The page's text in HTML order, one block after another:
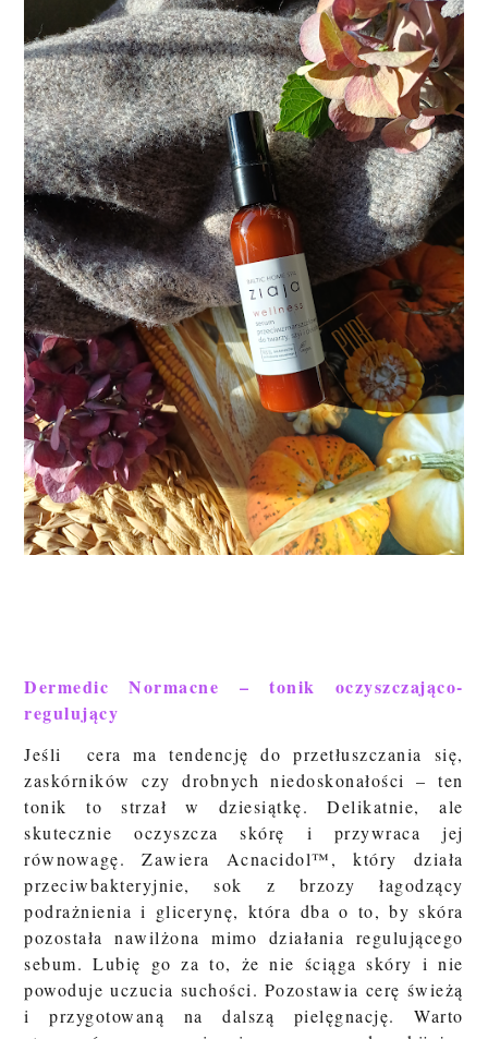
Dermedic Normacne – tonik oczyszczająco-
regulujący
Jeśli cera ma tendencję do przetłuszczania się,
zaskórników czy drobnych niedoskonałości – ten
tonik to strzał w dziesiątkę. Delikatnie, ale
skutecznie oczyszcza skórę i przywraca jej
równowagę. Zawiera Acnacidol™, który działa
przeciwbakteryjnie,sok z brzozy łagodzący
podrażnienia i glicerynę, która dba o to, by skóra
pozostała nawilżona mimo działania regulującego
sebum. Lubię go za to, że nie ściąga skóry i nie
powoduje uczucia suchości. Pozostawia cerę świeżą
i przygotowaną na dalszą pielęgnację. Warto